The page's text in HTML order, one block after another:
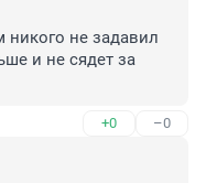
не задавил
и не сядет за
+0 –0